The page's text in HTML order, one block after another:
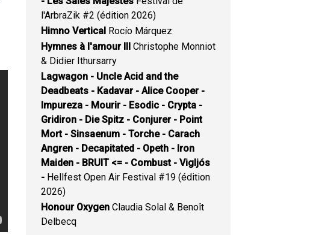
l'ArbraZik #2 (édition 2026)
Himno Vertical Rocío Márquez
Hymnes à l'amour III Christophe Monniot
& Didier Ithursarry
Lagwagon - Uncle Acid and the
Deadbeats - Kadavar - Alice Cooper -
Impureza - Mourir - Esodic - Crypta -
Gridiron - Die Spitz - Conjurer - Point
Mort - Sinsaenum - Torche - Carach
Angren - Decapitated - Opeth - Iron
Maiden - BRUIT <= - Combust - Vigljós
- Hellfest Open Air Festival #19 (édition
2026)
Honour Oxygen Claudia Solal & Benoît
Delbecq